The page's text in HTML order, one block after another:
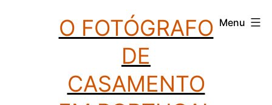
O FOTÓGRAFO
DE
CASAMENTO
Menu